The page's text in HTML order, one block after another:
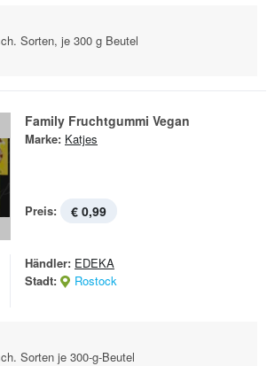
Sorten, je 300 g Beutel
Family Fruchtgummi Vegan
Marke: Katjes
Preis: € 0,99
Händler: EDEKA
Stadt:
Rostock
Sorten je 300-g-Beutel